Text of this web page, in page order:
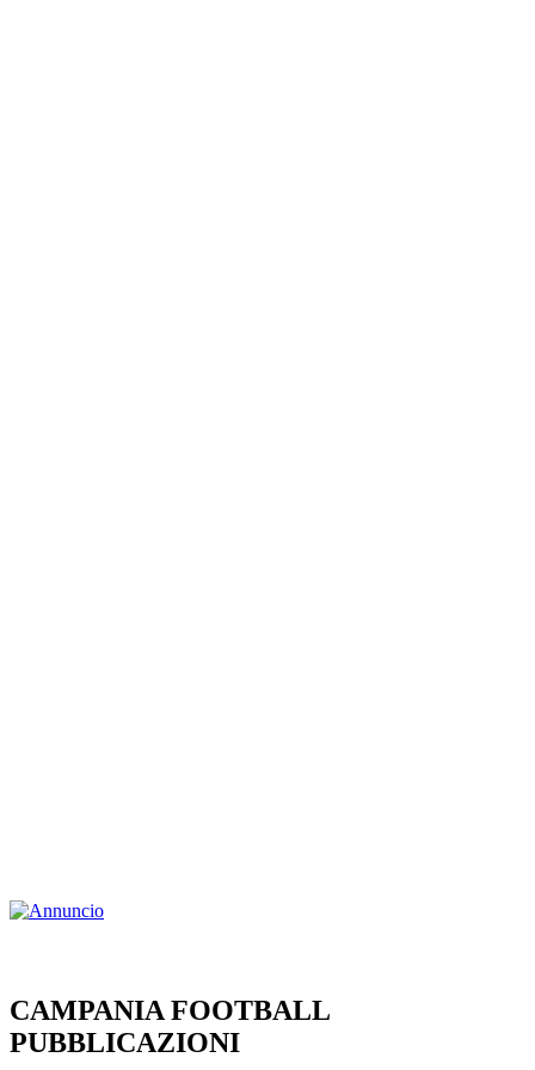
CAMPANIA FOOTBALL
PUBBLICAZIONI